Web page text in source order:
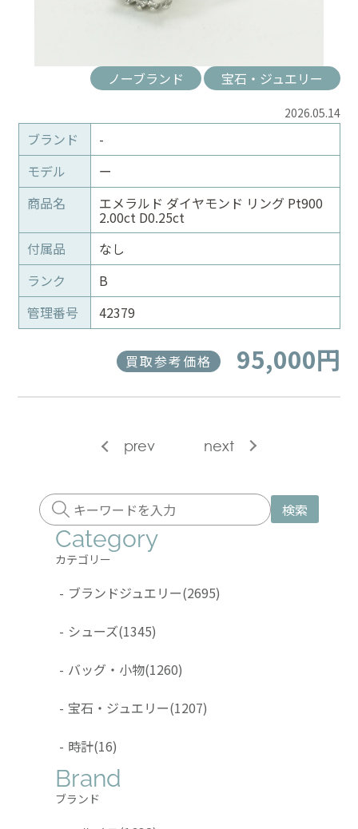
ノーブランド 宝石・ジュエリー
2026.05.14
ブランド
-
モデル
ー
商品名
エメラルド ダイヤモンド リング Pt900
2.00ct D0.25ct
付属品
なし
ランク
B
管理番号
42379
買取参考価格 95,000円
prev next
検索
Category
カテゴリー
- ブランドジュエリー(2695)
- シューズ(1345)
- バッグ・小物(1260)
- 宝石・ジュエリー(1207)
- 時計(16)
Brand
ブランド